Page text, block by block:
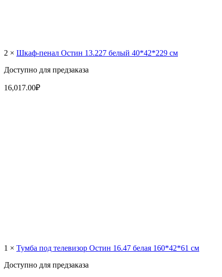
2 × Шкаф-пенал Остин 13.227 белый 40*42*229 см
Доступно для предзаказа
16,017.00₽
1 × Тумба под телевизор Остин 16.47 белая 160*42*61 см
Доступно для предзаказа